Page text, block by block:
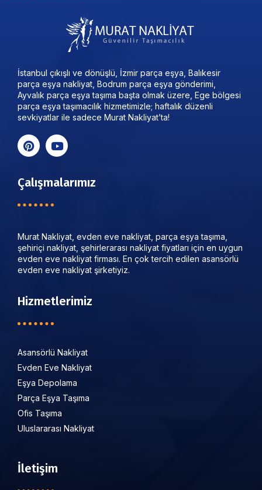
İstanbul çıkışlı ve dönüşlü, İzmir parça eşya, Balıkesir
parça eşya nakliyat, Bodrum parça eşya gönderimi,
Ayvalık parça eşya taşıma başta olmak üzere, Ege bölgesi
parça eşya taşımacılık hizmetimizle; haftalık düzenli
sevkiyatlar ile sadece Murat Nakliyat’ta!
Çalışmalarımız
Murat Nakliyat, evden eve nakliyat, parça eşya taşıma,
şehiriçi nakliyat, şehirlerarası nakliyat fiyatları için en uygun
evden eve nakliyat firması. En çok tercih edilen asansörlü
evden eve nakliyat şirketiyiz.
Hizmetlerimiz
Asansörlü Nakliyat
Evden Eve Nakliyat
Eşya Depolama
Parça Eşya Taşıma
Ofis Taşıma
Uluslararası Nakliyat
İletişim